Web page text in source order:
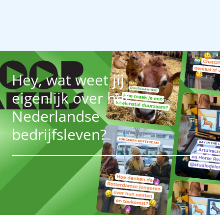
Hey, wat weet jij
eigenlijk over het
Nederlandse
bedrijfsleven?